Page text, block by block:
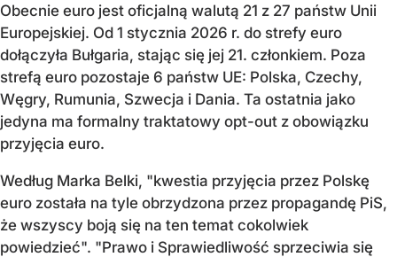
Obecnie euro jest oficjalną walutą 21 z 27 państw Unii
Europejskiej. Od 1 stycznia 2026 r. do strefy euro
dołączyła Bułgaria, stając się jej 21. członkiem. Poza
strefą euro pozostaje 6 państw UE: Polska, Czechy,
Węgry, Rumunia, Szwecja i Dania. Ta ostatnia jako
jedyna ma formalny traktatowy opt-out z obowiązku
przyjęcia euro.
Według Marka Belki, "kwestia przyjęcia przez Polskę
euro została na tyle obrzydzona przez propagandę PiS,
że wszyscy boją się na ten temat cokolwiek
powiedzieć". "Prawo i Sprawiedliwość sprzeciwia się